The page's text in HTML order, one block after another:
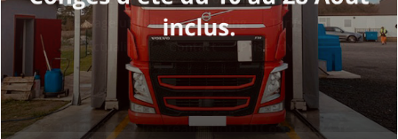
Lavage utilitaires
Parking
Tarifs
Actualités
Contact Prise rdv
© 2014-2022 - Une réalisationEDConcept24.fr